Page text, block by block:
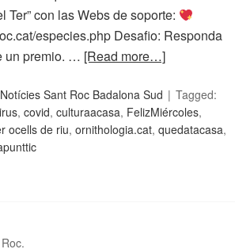
Ter” con las Webs de soporte:
especies.php Desafio: Responda
un premio. … [Read more…]
Notícies Sant Roc Badalona Sud
Tagged:
, covid, culturaacasa, FelizMiércoles,
ocells de riu, ornithologia.cat, quedatacasa,